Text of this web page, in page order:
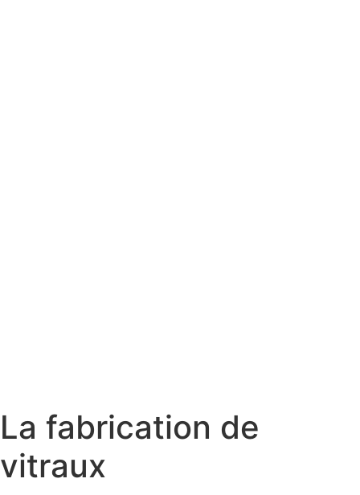
La fabrication de
vitraux